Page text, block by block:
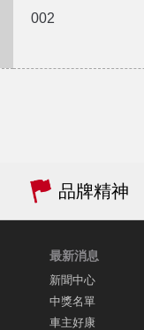
002
品牌精神
最新消息
新聞中心
中獎名單
車主好康